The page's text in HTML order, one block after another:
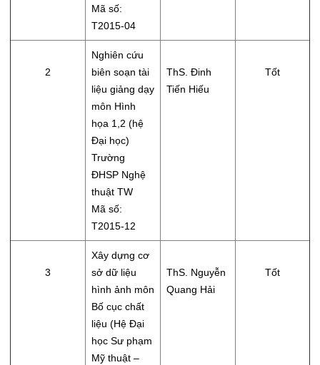
Mã số:
T2015-04
2
Nghiên cứu
biên soạn tài
liệu giảng dạy
môn Hình
họa 1,2 (hệ
Đại học)
Trường
ĐHSP Nghệ
thuật TW
Mã số:
T2015-12
ThS. Đinh
Tiến Hiếu
Tốt
3
Xây dựng cơ
sở dữ liệu
hình ảnh môn
Bố cục chất
liệu (Hệ Đại
học Sư phạm
Mỹ thuật –
ThS. Nguyễn
Quang Hải
Tốt